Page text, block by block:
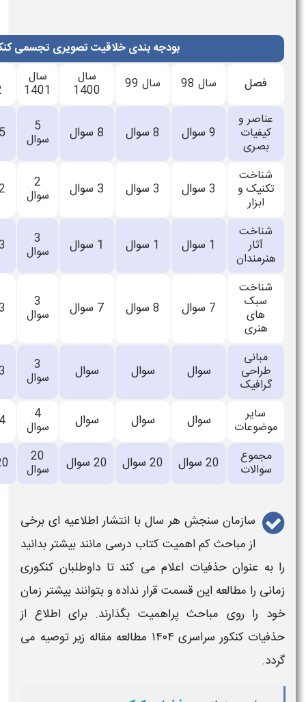
بندی خلاقیت تصویری تجسمی کنکور هنر
سال
1400
1401
سال
1402
1403
سال
1404
سوال سوال سوال 5سوال 5سوال نشده
سوال سوال سوال 2سوال 3سوال نشده
سوال سوال سوال 3سوال 2سوال نشده
سوال سوال سوال 3سوال 3سوال نشده
سوال سوال 3
4سوال نشده
سوال سوال 4
3سوال
نشده
سوال 20 سوال سوال 20سوال 20سوال اعلام
نشده
با انتشار اطلاعیه ای برخی
کتاب درسی مانند بیشتر بدانید
می کند تا داوطلبان کنکوری
نداده و بتوانند بیشتر زمان
بگذارند. برای اطلاع از
مطالعه مقاله زیر توصیه می